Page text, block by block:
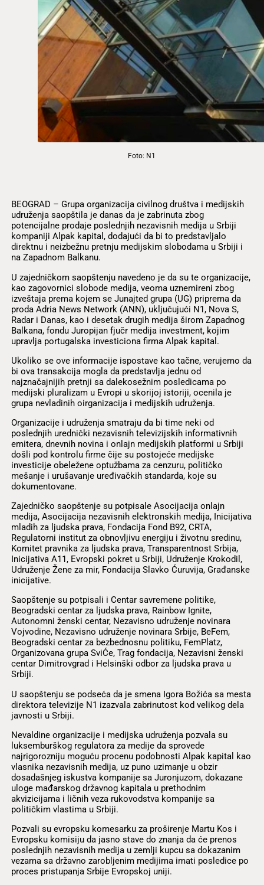
Foto: N1
BEOGRAD – Grupa organizacija civilnog društva i medijskih
udruženja saopštila je danas da je zabrinuta zbog
potencijalne prodaje poslednjih nezavisnih medija u Srbiji
kompaniji Alpak kapital, dodajući da bi to predstavljalo
direktnu i neizbežnu pretnju medijskim slobodama u Srbiji i
na Zapadnom Balkanu.
U zajedničkom saopštenju navedeno je da su te organizacije,
kao zagovornici slobode medija, veoma uznemireni zbog
izveštaja prema kojem se Junajted grupa (UG) priprema da
proda Adria News Network (ANN), uključujući N1, Nova S,
Radar i Danas, kao i desetak drugih medija širom Zapadnog
Balkana, fondu Juropijan fjučr medija investment, kojim
upravlja portugalska investiciona firma Alpak kapital.
Ukoliko se ove informacije ispostave kao tačne, verujemo da
bi ova transakcija mogla da predstavlja jednu od
najznačajnijih pretnji sa dalekosežnim posledicama po
medijski pluralizam u Evropi u skorijoj istoriji, ocenila je
grupa nevladinih oirganizacija i medijskih udruženja.
Organizacije i udruženja smatraju da bi time neki od
poslednjih urednički nezavisnih televizijskih informativnih
emitera, dnevnih novina i onlajn medijskih platformi u Srbiji
došli pod kontrolu firme čije su postojeće medijske
investicije obeležene optužbama za cenzuru, političko
mešanje i urušavanje uređivačkih standarda, koje su
dokumentovane.
Zajedničko saopštenje su potpisale Asocijacija onlajn
medija, Asocijacija nezavisnih elektronskih medija, Inicijativa
mladih za ljudska prava, Fondacija Fond B92, CRTA,
Regulatorni institut za obnovljivu energiju i životnu sredinu,
Komitet pravnika za ljudska prava, Transparentnost Srbija,
Inicijativa A11, Evropski pokret u Srbiji, Udruženje Krokodil,
Udruženje Žene za mir, Fondacija Slavko Ćuruvija, Građanske
inicijative.
Saopštenje su potpisali i Centar savremene politike,
Beogradski centar za ljudska prava, Rainbow Ignite,
Autonomni ženski centar, Nezavisno udruženje novinara
Vojvodine, Nezavisno udruženje novinara Srbije, BeFem,
Beogradski centar za bezbednosnu politiku, FemPlatz,
Organizovana grupa SviĆe, Trag fondacija, Nezavisni ženski
centar Dimitrovgrad i Helsinški odbor za ljudska prava u
Srbiji.
U saopštenju se podseća da je smena Igora Božića sa mesta
direktora televizije N1 izazvala zabrinutost kod velikog dela
javnosti u Srbiji.
Nevaldine organizacije i medijska udruženja pozvala su
luksemburškog regulatora za medije da sprovede
najrigorozniju moguću procenu podobnosti Alpak kapital kao
vlasnika nezavisnih medija, uz puno uzimanje u obzir
dosadašnjeg iskustva kompanije sa Juronjuzom, dokazane
uloge mađarskog državnog kapitala u prethodnim
akvizicijama i ličnih veza rukovodstva kompanije sa
političkim vlastima u Srbiji.
Pozvali su evropsku komesarku za proširenje Martu Kos i
Evropsku komisiju da jasno stave do znanja da će prenos
poslednjih nezavisnih medija u zemlji kupcu sa dokazanim
vezama sa državno zarobljenim medijima imati posledice po
proces pristupanja Srbije Evropskoj uniji.